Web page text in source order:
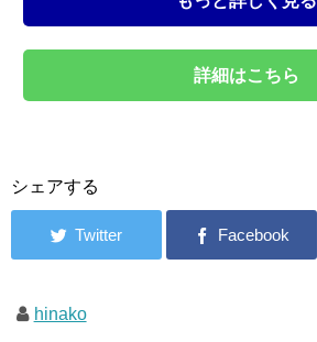
詳細はこちら
シェアする
hinako